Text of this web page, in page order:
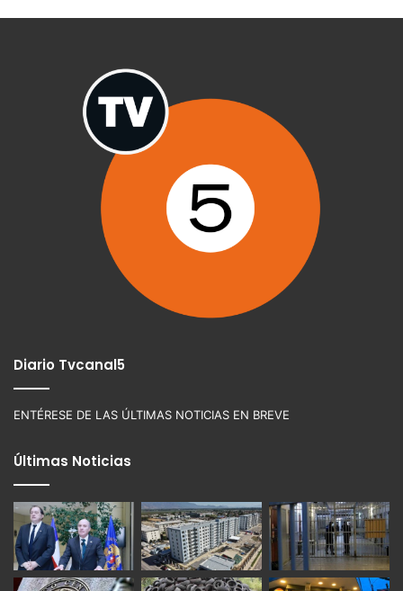
Diario Tvcanal5
ENTÉRESE DE LAS ÚLTIMAS NOTICIAS EN BREVE
Últimas Noticias